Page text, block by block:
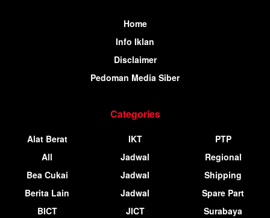
Home
Info Iklan
Disclaimer
Pedoman Media Siber
Categories
Alat Berat
All
Bea Cukai
Berita Lain
BICT
IKT
Jadwal
Jadwal
Jadwal
JICT
PTP
Regional
Shipping
Spare Part
Surabaya